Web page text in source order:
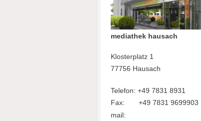
mediathek hausach
Klosterplatz 1
77756 Hausach
Telefon: +49 7831 8931
Fax: +49 7831 9699903
mail: